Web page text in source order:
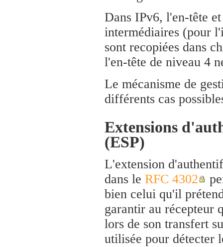
Dans IPv6, l'en-tête
intermédiaires (pour
sont recopiées dans
l'en-tête de niveau 4
Le mécanisme de
différents cas
Extensions
(ESP)
L'extension
dans le RFC 4302
bien celui qu'il
garantir au récepteur
lors de son transfert
utilisée pour détecter